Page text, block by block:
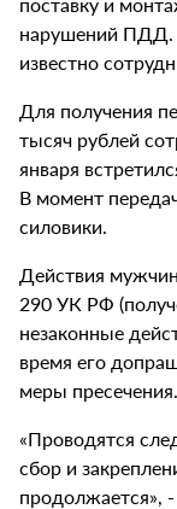
нарушений ПДД.
известно
Для получения
тысяч рублей
января
В момент
силовики.
Действия
290 УК РФ
незаконные
время его
меры пресечения.
«Проводятся
сбор и
продолжается»,